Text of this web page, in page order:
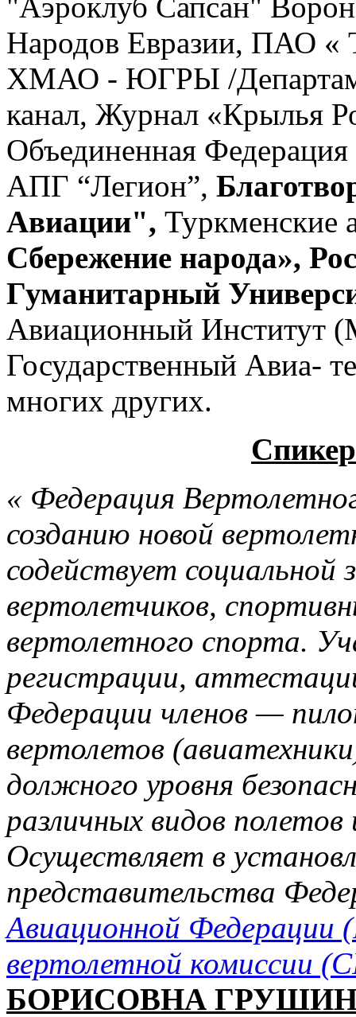
Народов Евразии, ПАО «
ХМАО - ЮГРЫ /
канал, Журнал
Объединенная Федерация
АПГ “Легион”,
Авиации", Туркменские
Сбережение народа»,
Гуманитарный
Авиационный
Государственный Авиа-
многих других.
« Федерация
созданию новой
содействует
вертолетчиков,
вертолетного спорта.
регистрации,
Федерации членов —
вертолетов
должного уровня
различных видов
Осуществляет в
представительства
Авиационной Федерации
вертолетной комиссии
БОРИСОВНА